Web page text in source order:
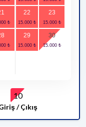
22 23
29 30
10
/ Çıkış